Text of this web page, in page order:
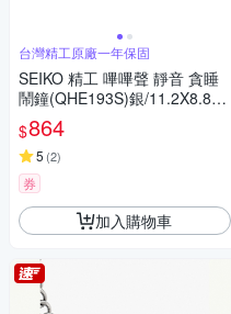
台灣精工原廠一年保固
SEIKO 精工 嗶嗶聲 靜音 貪睡
鬧鐘(QHE193S)銀/11.2X8.8c
m
$864
5 (2)
券
加入購物車